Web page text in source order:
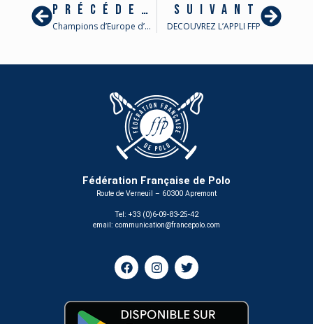
PRÉCÉDENT
Champions d’Europe d’Arena Polo
SUIVANT
DECOUVREZ L’APPLI FFP
Fédération Française de Polo
Route de Verneuil – 60300 Apremont
Tel: +33 (0)6-09-83-25-42
email: communication@francepolo.com